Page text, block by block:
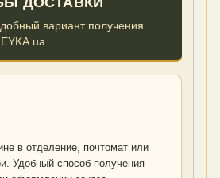
вариант получения
в отделение, почтомат или
Удобный способ получения